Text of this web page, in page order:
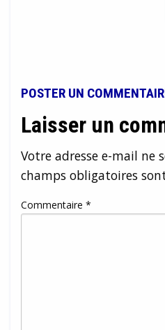
POSTER UN
Laisser un
Votre adresse e-mail ne
champs obligatoires
Commentaire *